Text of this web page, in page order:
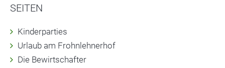
SEITEN
Kinderparties
Urlaub am Frohnlehnerhof
Die Bewirtschafter